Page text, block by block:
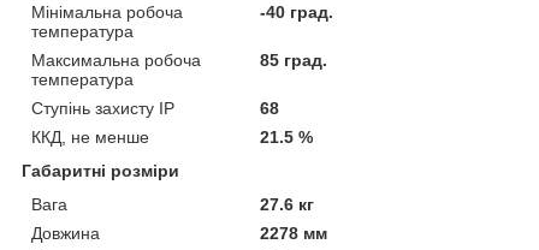
Мінімальна робоча
температура
-40 град.
Максимальна робоча
температура
85 град.
Ступінь захисту IP
68
ККД, не менше
21.5 %
Габаритні розміри
Вага
27.6 кг
Довжина
2278 мм